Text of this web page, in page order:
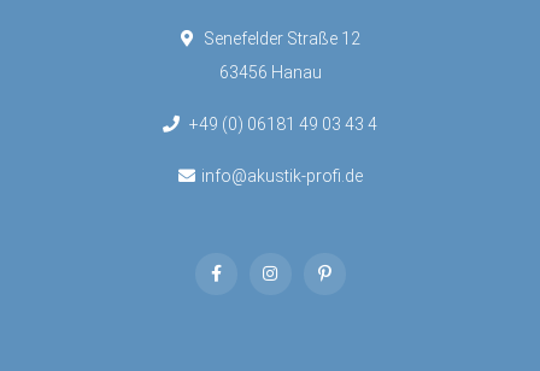
Senefelder Straße 12
63456 Hanau
+49 (0) 06181 49 03 43 4
info@akustik-profi.de